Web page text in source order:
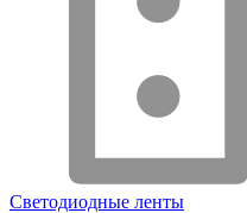
Светодиодные ленты